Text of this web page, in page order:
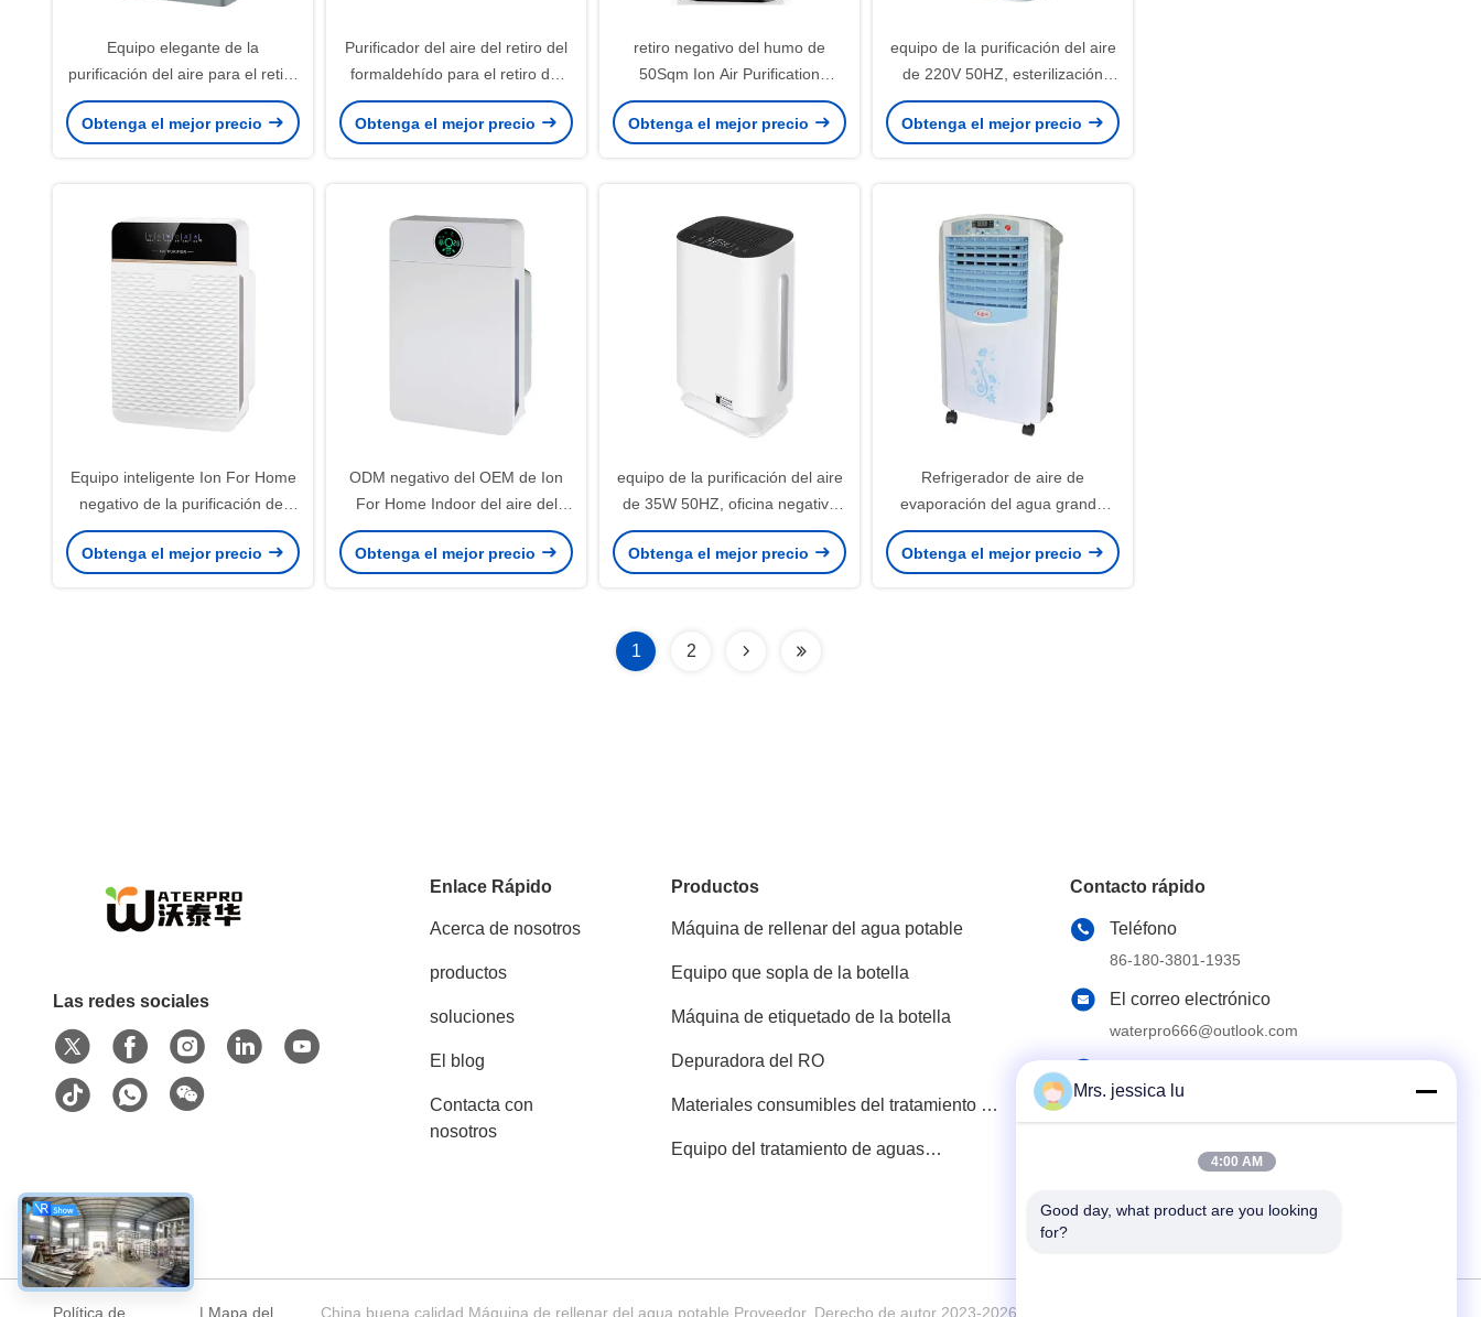
Equipo elegante de la
purificación del aire para el retiro
interior del formaldehído de la
ión negativo PM2.5
Obtenga el mejor precio
Purificador del aire del retiro del
formaldehído para el retiro del
humo de los virus PM2.5
Obtenga el mejor precio
retiro negativo del humo de
50Sqm Ion Air Purification
Equipment For PM2.5
Obtenga el mejor precio
equipo de la purificación del aire
de 220V 50HZ, esterilización
ULTRAVIOLETA del purificador
del aire del retiro de polvo
Obtenga el mejor precio
Equipo inteligente Ion For Home
negativo de la purificación del
aire del ODM del OEM
Obtenga el mejor precio
ODM negativo del OEM de Ion
For Home Indoor del aire del
equipo inteligente de la
purificación
Obtenga el mejor precio
equipo de la purificación del aire
de 35W 50HZ, oficina negativa
de Ion Small Air Purifier For
Obtenga el mejor precio
Refrigerador de aire de
evaporación del agua grande
teledirigida del sitio de la
calefacción 7L de la refrigeración
Obtenga el mejor precio
1 2
Las redes sociales
Enlace Rápido
Acerca de nosotros
productos
soluciones
El blog
Contacta con
nosotros
Productos
Máquina de rellenar del agua potable
Equipo que sopla de la botella
Máquina de etiquetado de la botella
Depuradora del RO
Materiales consumibles del tratamiento de
Equipo del tratamiento de aguas
Contacto rápido
Teléfono
86-180-3801-1935
El correo electrónico
waterpro666@outlook.com
EDIFICIO DE ROOM811 TIANJI, PARQUE
CIBERNÉTICO DE TIANAN,
Política de | Mapa del China buena calidad Máquina de rellenar del agua potable Proveedor. Derecho de autor 2023-2026 Shenzhen Waterpro Tech Co., Ltd. . Todos los derechos
Mrs. jessica lu
4:00 AM
Good day, what product are you looking
for?